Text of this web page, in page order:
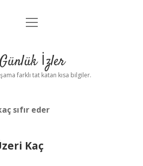
Anasayfa
Yasal Uyarı
menüyü
Günlük İzler
farklı tat katan kısa bilgiler.
sıfır eder
Kaç